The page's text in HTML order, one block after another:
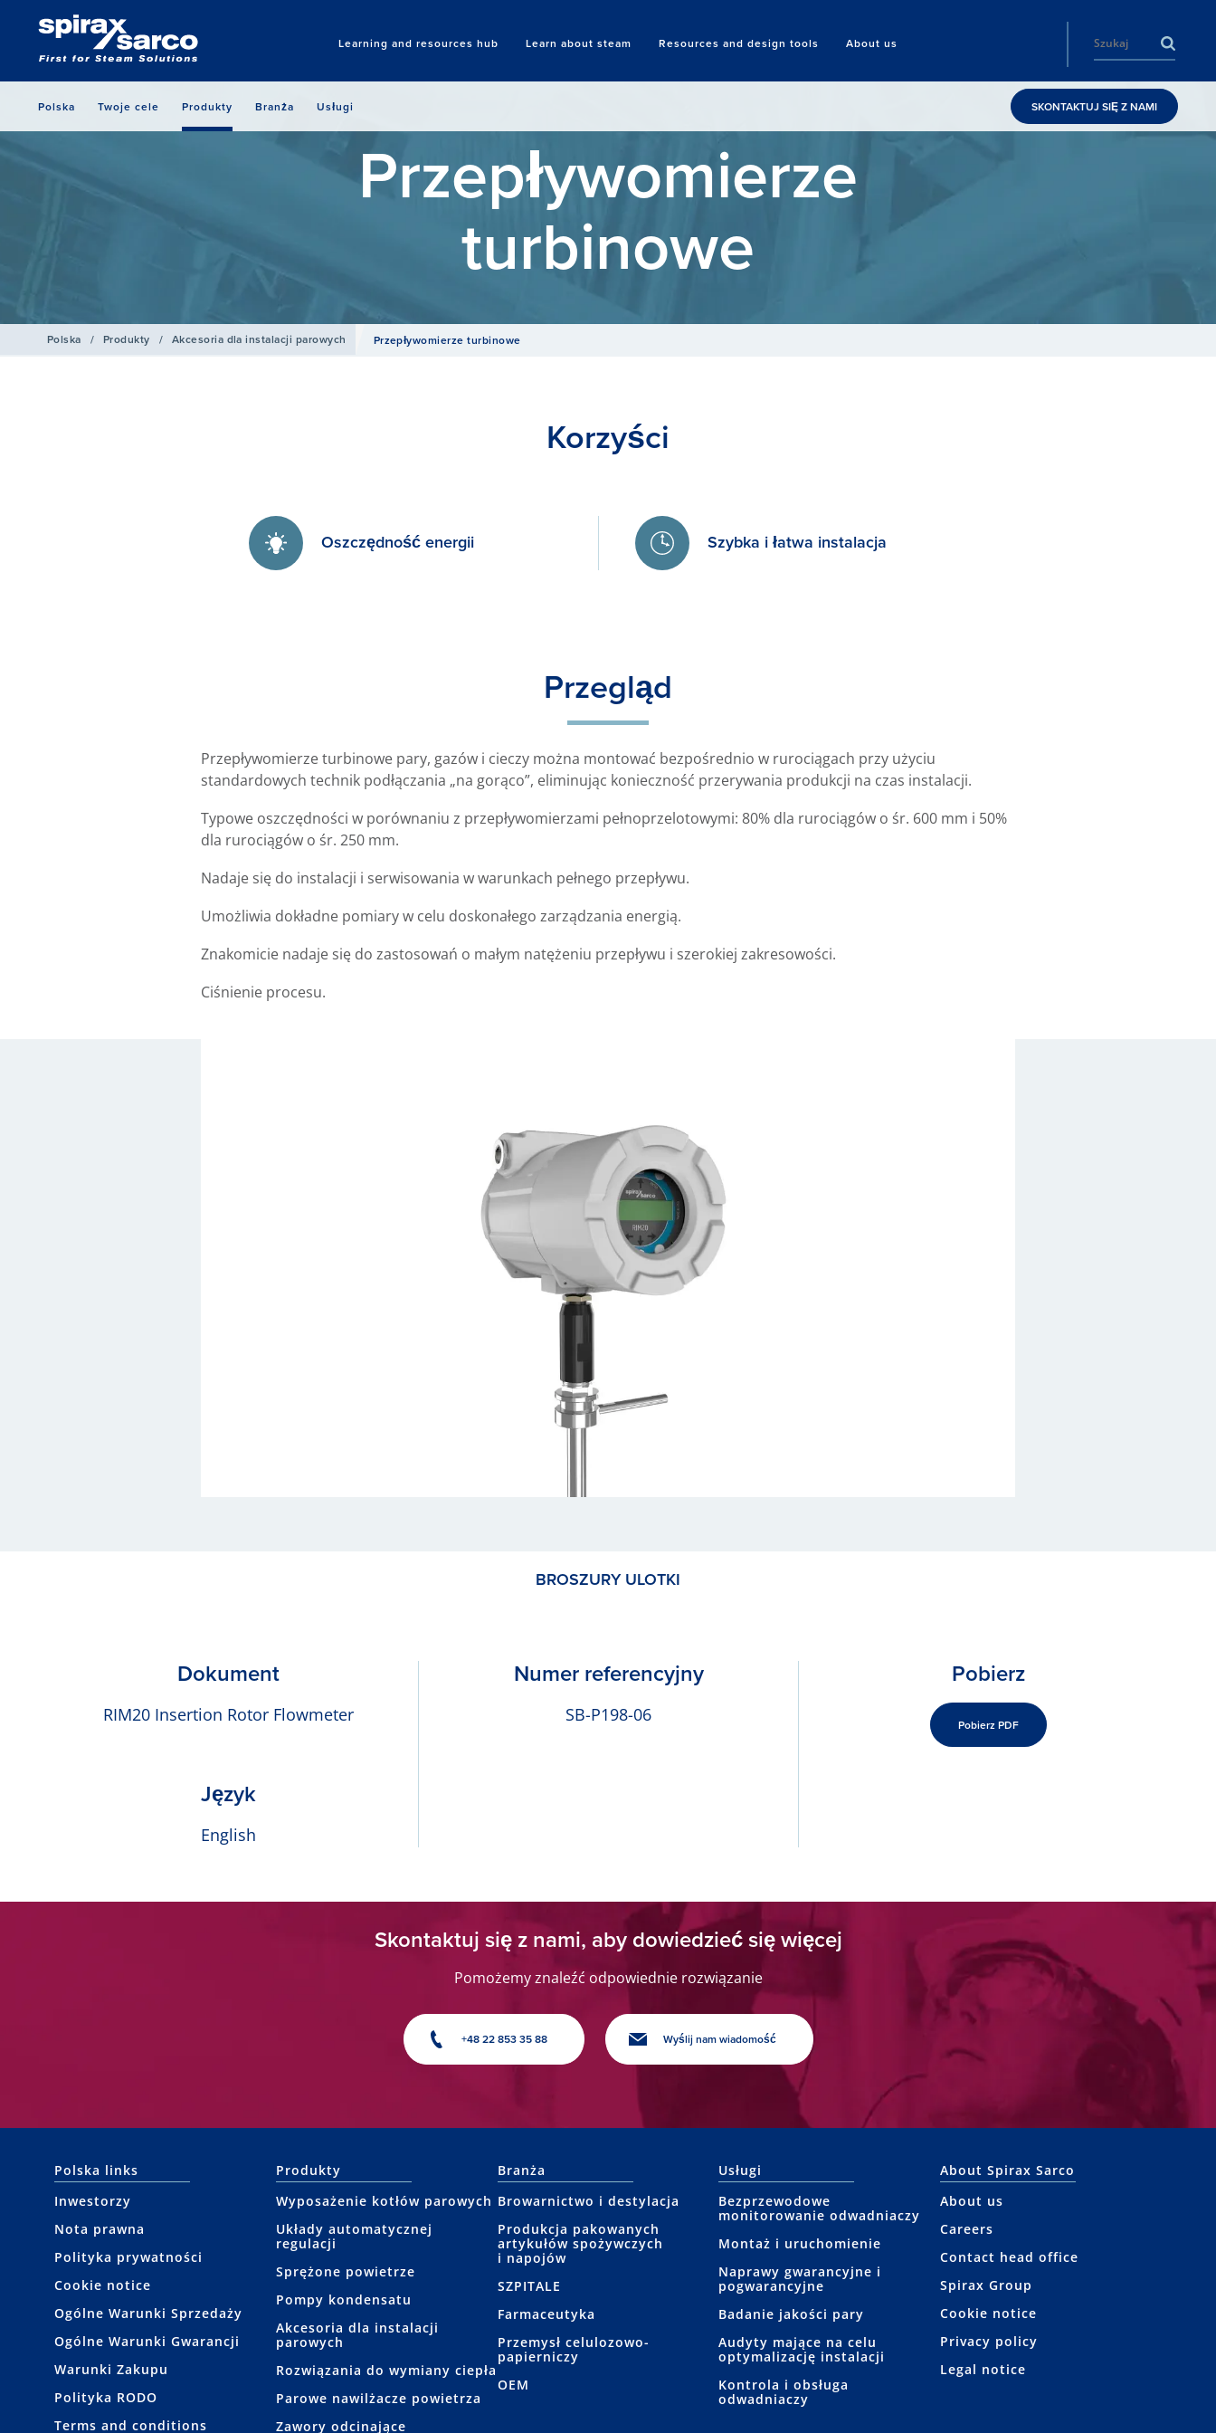
Learning and resources hub Learn about steam Resources and design tools About us
Search
Polska Twoje cele Produkty Branża Usługi SKONTAKTUJ SIĘ Z NAMI
Przepływomierze
turbinowe
Polska / Produkty / Akcesoria dla instalacji parowych Przepływomierze turbinowe
Korzyści
Oszczędność energii Szybka i łatwa instalacja
Przegląd
Przepływomierze turbinowe pary, gazów i cieczy można montować bezpośrednio w rurociągach przy użyciu
standardowych technik podłączania „na gorąco”, eliminując konieczność przerywania produkcji na czas instalacji.
Typowe oszczędności w porównaniu z przepływomierzami pełnoprzelotowymi: 80% dla rurociągów o śr. 600 mm i 50%
dla rurociągów o śr. 250 mm.
Nadaje się do instalacji i serwisowania w warunkach pełnego przepływu.
Umożliwia dokładne pomiary w celu doskonałego zarządzania energią.
Znakomicie nadaje się do zastosowań o małym natężeniu przepływu i szerokiej zakresowości.
Ciśnienie procesu.
BROSZURY ULOTKI
Dokument
RIM20 Insertion Rotor Flowmeter
Język
English
Numer referencyjny
SB-P198-06
Pobierz
Pobierz PDF
Skontaktuj się z nami, aby dowiedzieć się więcej
Pomożemy znaleźć odpowiednie rozwiązanie
+48 22 853 35 88 Wyślij nam wiadomość
Polska links
Inwestorzy
Nota prawna
Polityka prywatności
Cookie notice
Ogólne Warunki Sprzedaży
Ogólne Warunki Gwarancji
Warunki Zakupu
Polityka RODO
Terms and conditions
Produkty
Wyposażenie kotłów parowych
Układy automatycznej
regulacji
Sprężone powietrze
Pompy kondensatu
Akcesoria dla instalacji
parowych
Rozwiązania do wymiany ciepła
Parowe nawilżacze powietrza
Zawory odcinające
Branża
Browarnictwo i destylacja
Produkcja pakowanych
artykułów spożywczych
i napojów
SZPITALE
Farmaceutyka
Przemysł celulozowo-
papierniczy
OEM
Usługi
Bezprzewodowe
monitorowanie odwadniaczy
Montaż i uruchomienie
Naprawy gwarancyjne i
pogwarancyjne
Badanie jakości pary
Audyty mające na celu
optymalizację instalacji
Kontrola i obsługa
odwadniaczy
About Spirax Sarco
About us
Careers
Contact head office
Spirax Group
Cookie notice
Privacy policy
Legal notice